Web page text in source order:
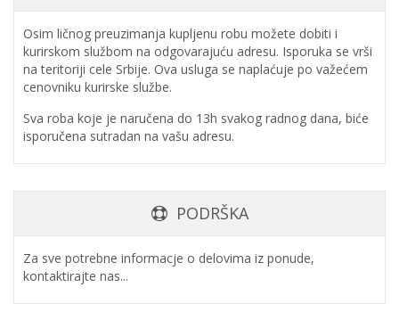
Osim ličnog preuzimanja kupljenu robu možete dobiti i
kurirskom službom na odgovarajuću adresu. Isporuka se vrši
na teritoriji cele Srbije. Ova usluga se naplaćuje po važećem
cenovniku kurirske službe.
Sva roba koje je naručena do 13h svakog radnog dana, biće
isporučena sutradan na vašu adresu.
PODRŠKA
Za sve potrebne informacje o delovima iz ponude,
kontaktirajte nas...